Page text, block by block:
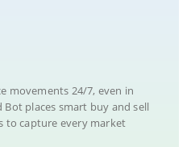
movements 24/7, even in
Bot places smart buy and sell
to capture every market